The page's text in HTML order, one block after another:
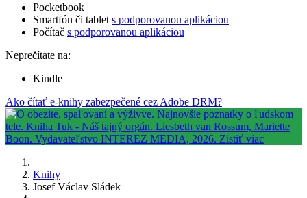
Pocketbook
Smartfón či tablet s podporovanou aplikáciou
Počítač s podporovanou aplikáciou
Neprečítate na:
Kindle
Ako čítať e-knihy zabezpečené cez Adobe DRM?
Knihy
Josef Václav Sládek